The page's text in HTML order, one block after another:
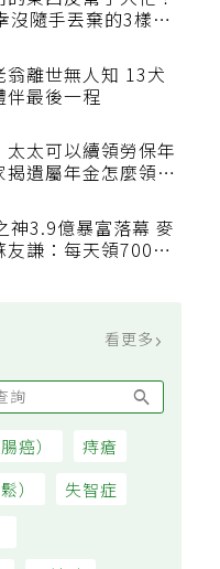
的東西反幫了大忙！
沒隨手丟棄的3樣物
翁離世無人知 13犬
伴最後一程
太太可以續領勞保年
看資格
神3.9億暴富落幕 麥